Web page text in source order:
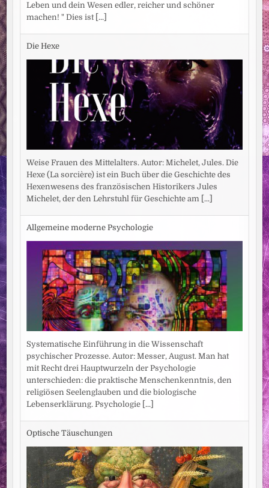
Leben und dein Wesen edler, reicher und schöner
machen! " Dies ist [...]
Die Hexe
Weise Frauen des Mittelalters. Autor: Michelet, Jules. Die
Hexe (La sorcière) ist ein Buch über die Geschichte des
Hexenwesens des französischen Historikers Jules
Michelet, der den Lehrstuhl für Geschichte am [...]
Allgemeine moderne Psychologie
Systematische Einführung in die Wissenschaft
psychischer Prozesse. Autor: Messer, August. Man hat
mit Recht drei Hauptwurzeln der Psychologie
unterschieden: die praktische Menschenkenntnis, den
religiösen Seelenglauben und die biologische
Lebenserklärung. Psychologie [...]
Optische Täuschungen